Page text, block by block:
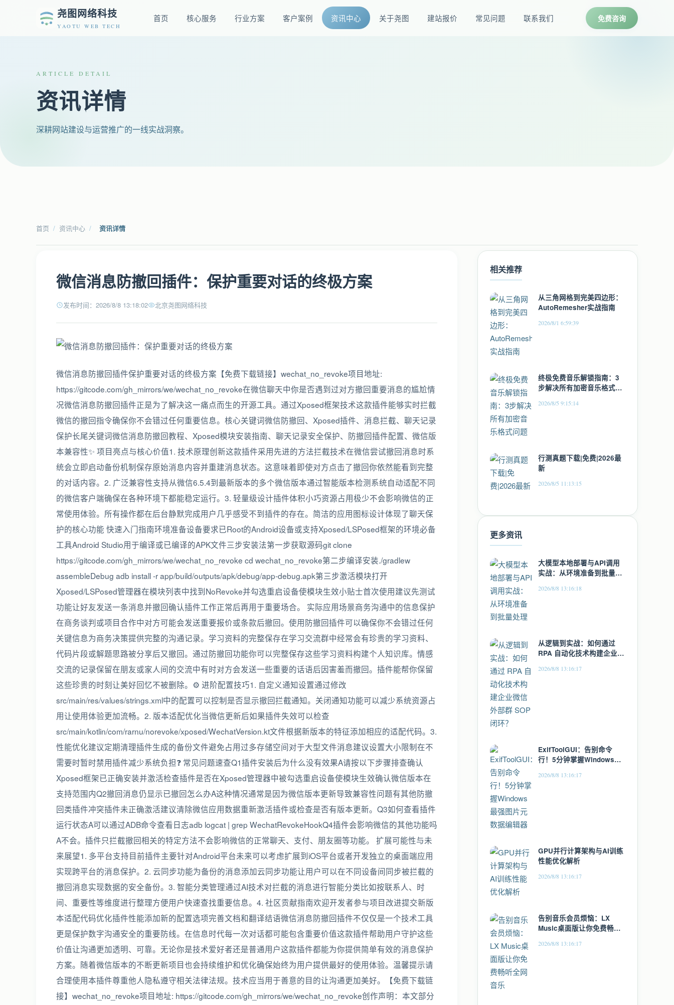
尧图网络科技
YAOTU WEB TECH
首页 核心服务 行业方案 客户案例 资讯中心 关于尧图 建站报价 常见问题 联系我们 免费咨询
ARTICLE DETAIL
资讯详情
深耕网站建设与运营推广的一线实战洞察。
首页 / 资讯中心 / 资讯详情
微信消息防撤回插件：保护重要对话的终极方案
发布时间：2026/8/8 13:18:02 北京尧图网络科技
微信消息防撤回插件保护重要对话的终极方案【免费下载链接】wechat_no_revoke项目地址:
https://gitcode.com/gh_mirrors/we/wechat_no_revoke在微信聊天中你是否遇到过对方撤回重要消息的尴尬情
况微信消息防撤回插件正是为了解决这一痛点而生的开源工具。通过Xposed框架技术这款插件能够实时拦截
微信的撤回指令确保你不会错过任何重要信息。核心关键词微信防撤回、Xposed插件、消息拦截、聊天记录
保护长尾关键词微信消息防撤回教程、Xposed模块安装指南、聊天记录安全保护、防撤回插件配置、微信版
本兼容性✨ 项目亮点与核心价值1. 技术原理创新这款插件采用先进的方法拦截技术在微信尝试撤回消息时系
统会立即启动备份机制保存原始消息内容并重建消息状态。这意味着即使对方点击了撤回你依然能看到完整
的对话内容。2. 广泛兼容性支持从微信6.5.4到最新版本的多个微信版本通过智能版本检测系统自动适配不同
的微信客户端确保在各种环境下都能稳定运行。3. 轻量级设计插件体积小巧资源占用极少不会影响微信的正
常使用体验。所有操作都在后台静默完成用户几乎感受不到插件的存在。简洁的应用图标设计体现了聊天保
护的核心功能 快速入门指南环境准备设备要求已Root的Android设备或支持Xposed/LSPosed框架的环境必备
工具Android Studio用于编译或已编译的APK文件三步安装法第一步获取源码git clone
https://gitcode.com/gh_mirrors/we/wechat_no_revoke cd wechat_no_revoke第二步编译安装./gradlew
assembleDebug adb install -r app/build/outputs/apk/debug/app-debug.apk第三步激活模块打开
Xposed/LSPosed管理器在模块列表中找到NoRevoke并勾选重启设备使模块生效小贴士首次使用建议先测试
功能让好友发送一条消息并撤回确认插件工作正常后再用于重要场合。 实际应用场景商务沟通中的信息保护
在商务谈判或项目合作中对方可能会发送重要报价或条款后撤回。使用防撤回插件可以确保你不会错过任何
关键信息为商务决策提供完整的沟通记录。学习资料的完整保存在学习交流群中经常会有珍贵的学习资料、
代码片段或解题思路被分享后又撤回。通过防撤回功能你可以完整保存这些学习资料构建个人知识库。情感
交流的记录保留在朋友或家人间的交流中有时对方会发送一些重要的话语后因害羞而撤回。插件能帮你保留
这些珍贵的时刻让美好回忆不被删除。⚙️ 进阶配置技巧1. 自定义通知设置通过修改
src/main/res/values/strings.xml中的配置可以控制是否显示撤回拦截通知。关闭通知功能可以减少系统资源占
用让使用体验更加流畅。2. 版本适配优化当微信更新后如果插件失效可以检查
src/main/kotlin/com/rarnu/norevoke/xposed/WechatVersion.kt文件根据新版本的特征添加相应的适配代码。3.
性能优化建议定期清理插件生成的备份文件避免占用过多存储空间对于大型文件消息建议设置大小限制在不
需要时暂时禁用插件减少系统负担❓ 常见问题速查Q1插件安装后为什么没有效果A请按以下步骤排查确认
Xposed框架已正确安装并激活检查插件是否在Xposed管理器中被勾选重启设备使模块生效确认微信版本在
支持范围内Q2撤回消息仍显示已撤回怎么办A这种情况通常是因为微信版本更新导致兼容性问题有其他防撤
回类插件冲突插件未正确激活建议清除微信应用数据重新激活插件或检查是否有版本更新。Q3如何查看插件
运行状态A可以通过ADB命令查看日志adb logcat | grep WechatRevokeHookQ4插件会影响微信的其他功能吗
A不会。插件只拦截撤回相关的特定方法不会影响微信的正常聊天、支付、朋友圈等功能。 扩展可能性与未
来展望1. 多平台支持目前插件主要针对Android平台未来可以考虑扩展到iOS平台或者开发独立的桌面端应用
实现跨平台的消息保护。2. 云同步功能为备份的消息添加云同步功能让用户可以在不同设备间同步被拦截的
撤回消息实现数据的安全备份。3. 智能分类管理通过AI技术对拦截的消息进行智能分类比如按联系人、时
间、重要性等维度进行整理方便用户快速查找重要信息。4. 社区贡献指南欢迎开发者参与项目改进提交新版
本适配代码优化插件性能添加新的配置选项完善文档和翻译结语微信消息防撤回插件不仅仅是一个技术工具
更是保护数字沟通安全的重要防线。在信息时代每一次对话都可能包含重要价值这款插件帮助用户守护这些
价值让沟通更加透明、可靠。无论你是技术爱好者还是普通用户这款插件都能为你提供简单有效的消息保护
方案。随着微信版本的不断更新项目也会持续维护和优化确保始终为用户提供最好的使用体验。温馨提示请
合理使用本插件尊重他人隐私遵守相关法律法规。技术应当用于善意的目的让沟通更加美好。【免费下载链
接】wechat_no_revoke项目地址: https://gitcode.com/gh_mirrors/we/wechat_no_revoke创作声明：本文部分
相关推荐
从三角网格到完美四边形：
AutoRemesher实战指南
2026/8/1 6:59:39
终极免费音乐解锁指南：3
步解决所有加密音乐格式问
2026/8/5 9:15:14
行测真题下载|免费|2026最
新
2026/8/5 11:13:15
更多资讯
大模型本地部署与API调用
实战：从环境准备到批量处
2026/8/8 13:16:18
从逻辑到实战：如何通过
RPA 自动化技术构建企业微
2026/8/8 13:16:17
ExifToolGUI：告别命令
行！5分钟掌握Windows最
2026/8/8 13:16:17
GPU并行计算架构与AI训练
性能优化解析
2026/8/8 13:16:17
告别音乐会员烦恼：LX
Music桌面版让你免费畅听
2026/8/8 13:16:17